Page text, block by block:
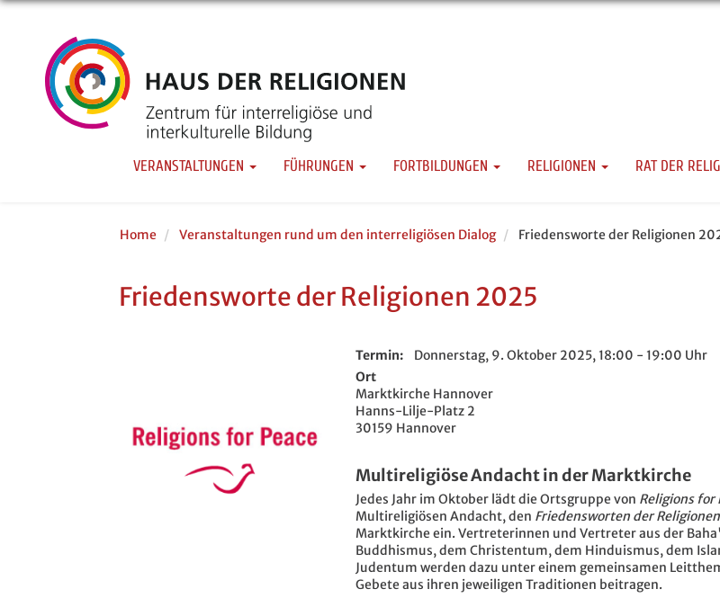
Main navigation
VERANSTALTUNGEN FÜHRUNGEN FORTBILDUNGEN RELIGIONEN RAT DER
Home Veranstaltungen rund um den interreligiösen Dialog Friedensworte der Religionen
Friedensworte der Religionen 2025
Termin
Donnerstag, 9. Oktober 2025, 18:00 - 19:00 Uhr
Ort
Marktkirche Hannover
Hanns-Lilje-Platz 2
30159 Hannover
Multireligiöse Andacht in der Marktkirche
Jedes Jahr im Oktober lädt die Ortsgruppe von Religions for
Multireligiösen Andacht, den Friedensworten der Religionen
Marktkirche ein. Vertreterinnen und Vertreter aus der
Buddhismus, dem Christentum, dem Hinduismus, dem
Judentum werden dazu unter einem gemeinsamen
Gebete aus ihren jeweiligen Traditionen beitragen.